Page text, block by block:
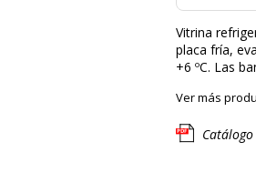
Vitrina
placa fría,
+6 ºC. Las
Ver más
Catálogo